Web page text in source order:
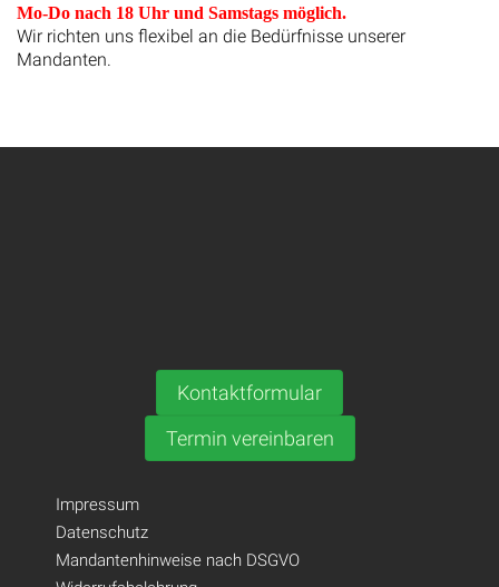
Mo-Do nach 18 Uhr und Samstags möglich.
Wir richten uns flexibel an die Bedürfnisse unserer
Mandanten.
Kontaktformular
Termin vereinbaren
Impressum
Datenschutz
Mandantenhinweise nach DSGVO